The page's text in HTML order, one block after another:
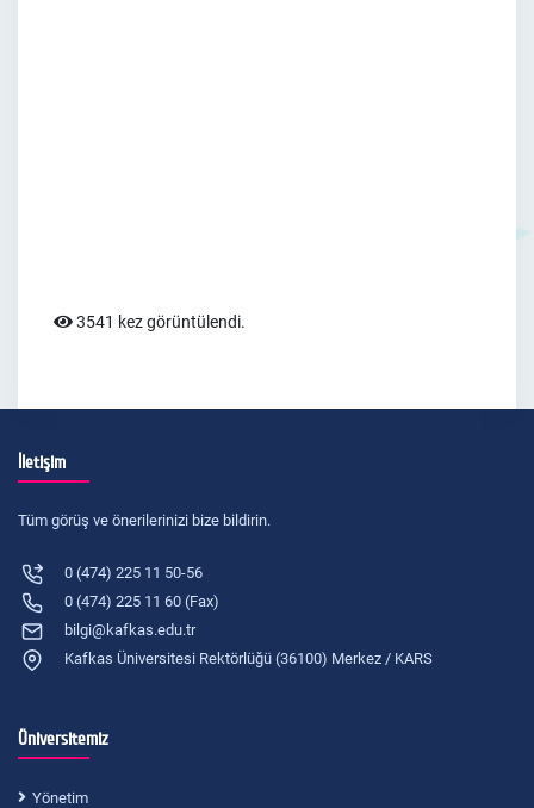
3541 kez görüntülendi.
İletişim
Tüm görüş ve önerilerinizi bize bildirin.
0 (474) 225 11 50-56
0 (474) 225 11 60 (Fax)
bilgi@kafkas.edu.tr
Kafkas Üniversitesi Rektörlüğü (36100) Merkez / KARS
Üniversitemiz
Yönetim